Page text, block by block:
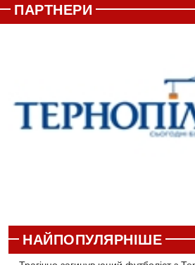
ПАРТНЕРИ
НАЙПОПУЛЯРНІШЕ